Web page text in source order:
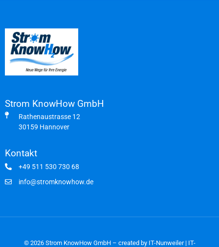
Strom KnowHow GmbH
Rathenaustrasse 12
30159 Hannover
Kontakt
+49 511 530 730 68
info@stromknowhow.de
© 2026 Strom KnowHow GmbH – created byIT-Nunweiler | IT-